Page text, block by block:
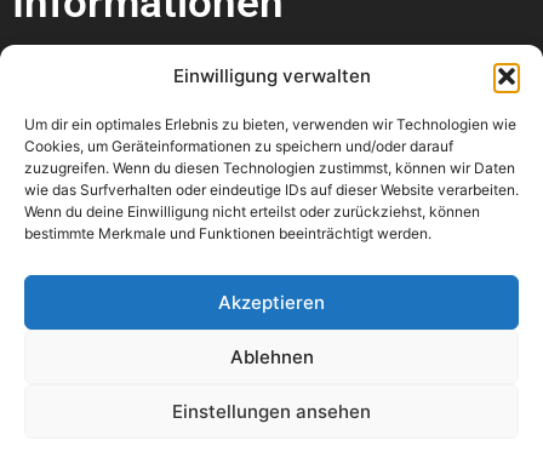
Einwilligung verwalten
Um dir ein optimales Erlebnis zu bieten, verwenden wir Technologien wie
Cookies, um Geräteinformationen zu speichern und/oder darauf
zuzugreifen. Wenn du diesen Technologien zustimmst, können wir Daten
wie das Surfverhalten oder eindeutige IDs auf dieser Website verarbeiten.
Wenn du deine Einwilligung nicht erteilst oder zurückziehst, können
bestimmte Merkmale und Funktionen beeinträchtigt werden.
Akzeptieren
Ablehnen
Einstellungen ansehen
Datenschutzerklärung
Hilfe
Wann ist mein Foto online?
Kann ich meine Con bewerben?
Wo kann ich einen Fehler melden?
Könnt ihr bitte mein Foto löschen?